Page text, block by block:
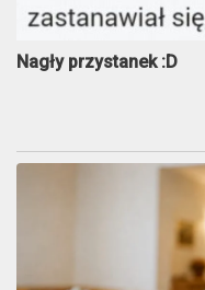
Nagły przystanek :D